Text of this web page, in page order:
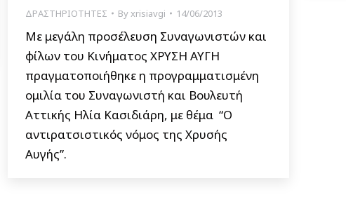
ΔΡΑΣΤΗΡΙΟΤΗΤΕΣ Byxrisiavgi 14/06/2013
Με μεγάλη προσέλευση Συναγωνιστών και
φίλων του Κινήματος ΧΡΥΣΗ ΑΥΓΗ
πραγματοποιήθηκε η προγραμματισμένη
ομιλία του Συναγωνιστή και Βουλευτή
Αττικής Ηλία Κασιδιάρη, με θέμα “O
αντιρατσιστικός νόμος της Χρυσής
Αυγής”.